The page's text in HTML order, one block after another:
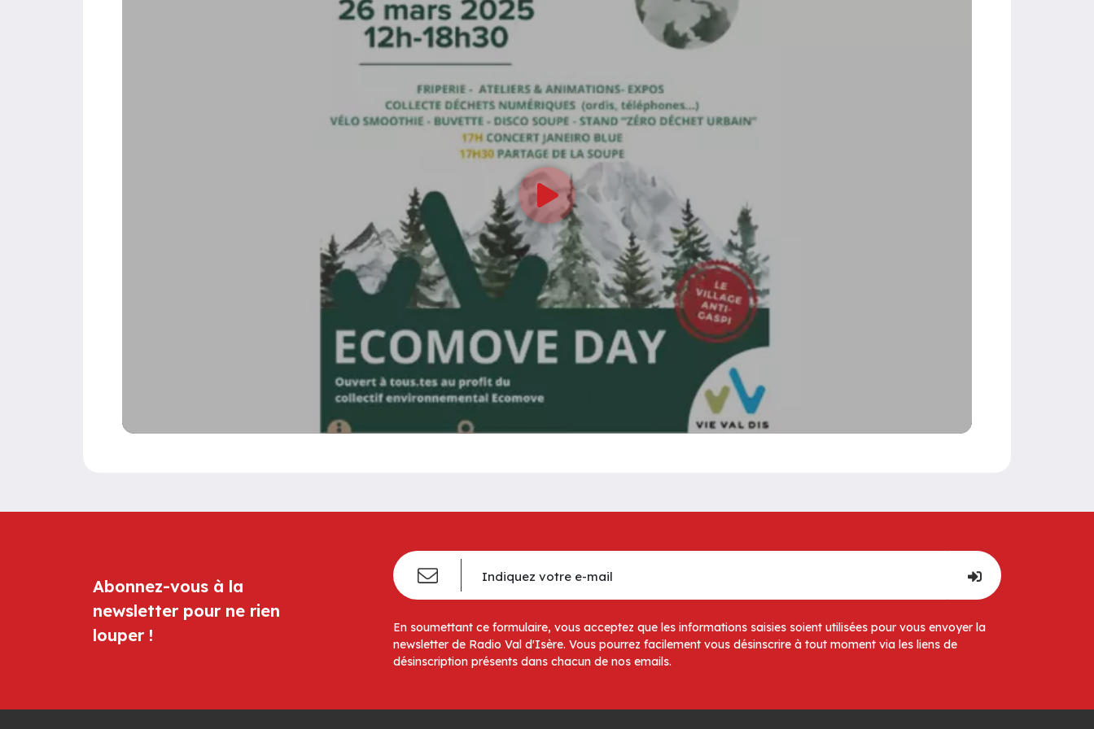
Abonnez-vous à la
newsletter pour ne rien
louper !
En soumettant ce formulaire, vous acceptez que les informations saisies soient utilisées pour vous envoyer la
newsletter de Radio Val d'Isère. Vous pourrez facilement vous désinscrire à tout moment via les liens de
désinscription présents dans chacun de nos emails.